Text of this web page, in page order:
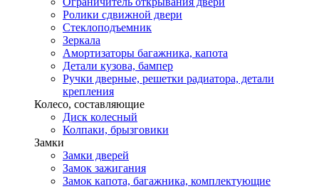
Ролики сдвижной двери
Стеклоподъемник
Зеркала
Амортизаторы багажника, капота
Детали кузова, бампер
Ручки дверные, решетки радиатора, детали
крепления
Колесо, составляющие
Диск колесный
Колпаки, брызговики
Замки
Замки дверей
Замок зажигания
Замок капота, багажника, комплектующие